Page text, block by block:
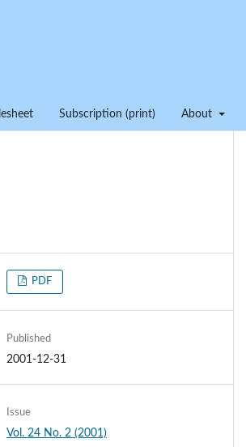
Subscription (print) About
PDF
Published
2001-12-31
Issue
Vol. 24 No. 2 (2001)